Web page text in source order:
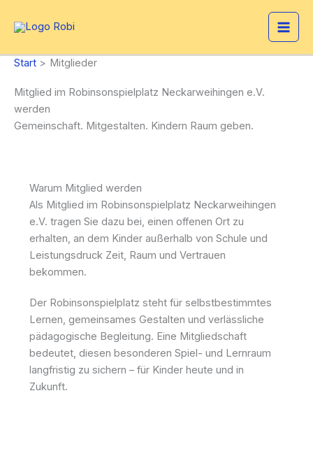
Inhalt
Start
Mitglieder
Mitglied im Robinsonspielplatz Neckarweihingen e.V.
werden
Gemeinschaft. Mitgestalten. Kindern Raum geben.
Warum Mitglied werden
Als Mitglied im Robinsonspielplatz Neckarweihingen
e.V. tragen Sie dazu bei, einen offenen Ort zu
erhalten, an dem Kinder außerhalb von Schule und
Leistungsdruck Zeit, Raum und Vertrauen
bekommen.
Der Robinsonspielplatz steht für selbstbestimmtes
Lernen, gemeinsames Gestalten und verlässliche
pädagogische Begleitung. Eine Mitgliedschaft
bedeutet, diesen besonderen Spiel- und Lernraum
langfristig zu sichern – für Kinder heute und in
Zukunft.